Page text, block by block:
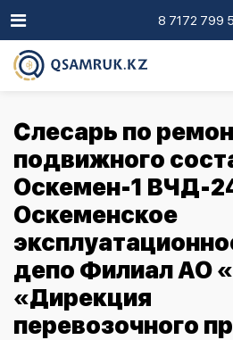
8 7172 799
Слесарь по
подвижного
Оскемен-1 ВЧД-
Оскеменское
депо Филиал АО
«Дирекция
перевозочного